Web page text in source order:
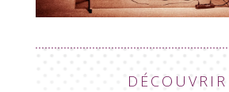
DÉCOUVRIR